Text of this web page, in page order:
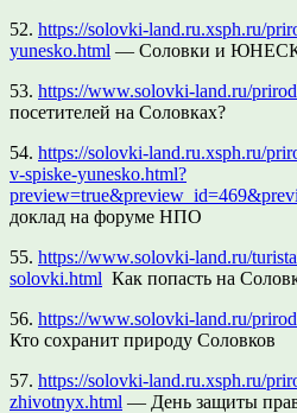
52. https://solovki-land.ru.xsph.ru/
yunesko.html — Соловки и
53. https://www.solovki-land.ru/
посетителей на Соловках?
54. https://solovki-land.ru.xsph.ru/
v-spiske-yunesko.html?
доклад на форуме НПО
55. https://www.solovki-land.ru/
solovki.html Как попасть на
56. https://www.solovki-land.ru/
Кто сохранит природу Соловков
57. https://solovki-land.ru.xsph.ru/
zhivotnyx.html — День защиты